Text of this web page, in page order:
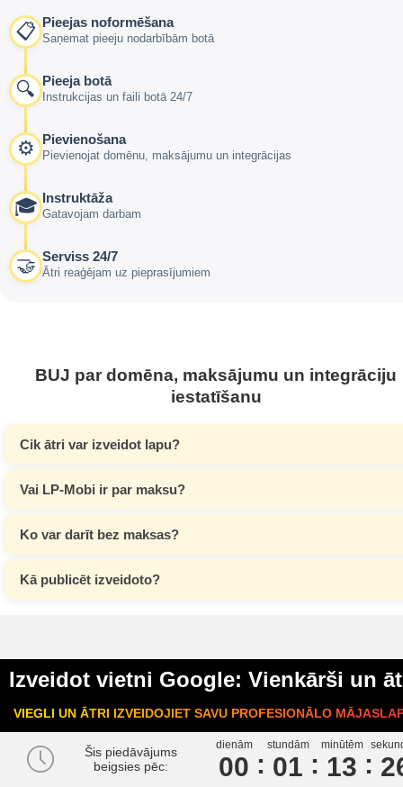
📋 Pieejas noformēšana
Saņemat pieeju nodarbībām botā
🔍 Pieeja botā
Instrukcijas un faili botā 24/7
⚙️ Pievienošana
Pievienojat domēnu, maksājumu un integrācijas
🎓 Instruktāža
Gatavojam darbam
🤝 Serviss 24/7
Ātri reaģējam uz pieprasījumiem
BUJ par domēna, maksājumu un integrāciju
iestatīšanu
Cik ātri var izveidot lapu?
Vai LP-Mobi ir par maksu?
Ko var darīt bez maksas?
Kā publicēt izveidoto?
Izveidot vietni Google: Vienkārši un
VIEGLI UN ĀTRI IZVEIDOJIET SAVU PROFESIONĀLO
Šis piedāvājums
beigsies pēc:
dienām
00
stundām
01
minūtēm
13 2